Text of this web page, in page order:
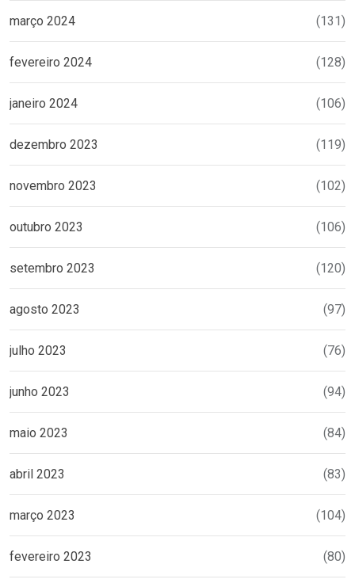
março 2024 (131)
fevereiro 2024 (128)
janeiro 2024 (106)
dezembro 2023 (119)
novembro 2023 (102)
outubro 2023 (106)
setembro 2023 (120)
agosto 2023 (97)
julho 2023 (76)
junho 2023 (94)
maio 2023 (84)
abril 2023 (83)
março 2023 (104)
fevereiro 2023 (80)